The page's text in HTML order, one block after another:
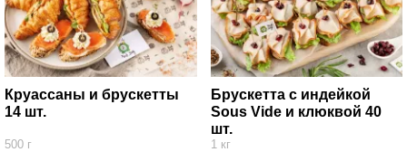
Круассаны и брускетты
14 шт.
500 г
Брускетта с индейкой
Sous Vide и клюквой 40
шт.
1 кг